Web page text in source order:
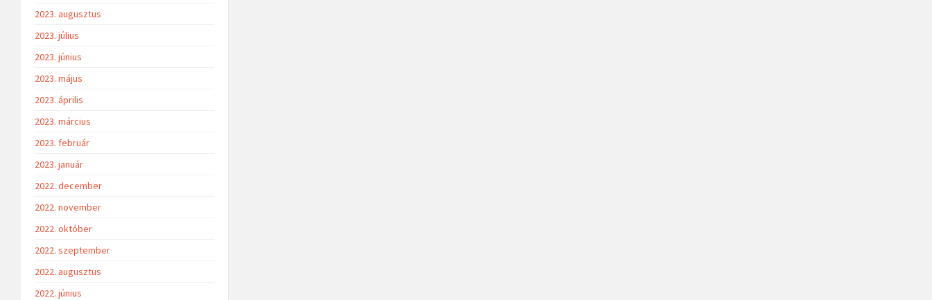
2023. augusztus
2023. július
2023. június
2023. május
2023. április
2023. március
2023. február
2023. január
2022. december
2022. november
2022. október
2022. szeptember
2022. augusztus
2022. június